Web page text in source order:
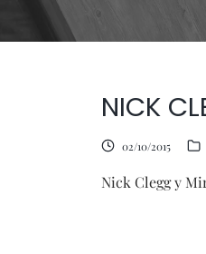
NICK
02/10/2015
Nick Clegg y